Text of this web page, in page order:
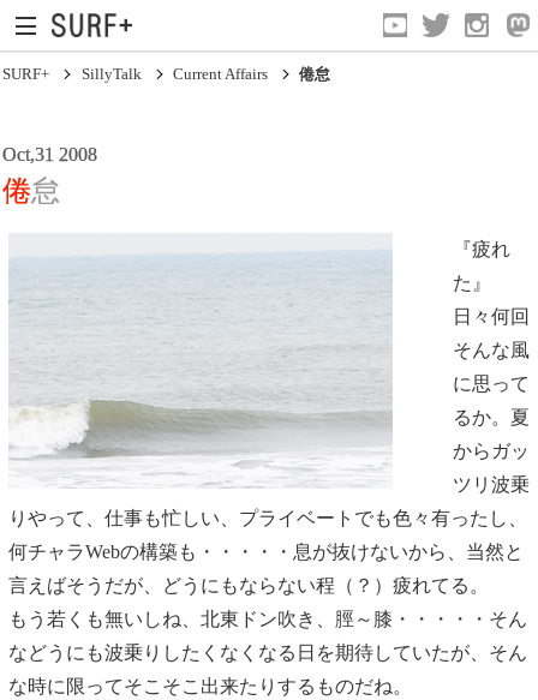
Life In Surfing
Vibration
Clips
SURF+ SillyTalk Current Affairs 倦怠
Oct,31 2008
倦怠
『疲れ
た』
日々何回
そんな風
に思って
るか。夏
からガッ
ツリ波乗
りやって、仕事も忙しい、プライベートでも色々有ったし、
何チャラWebの構築も・・・・・息が抜けないから、当然と
言えばそうだが、どうにもならない程（？）疲れてる。
もう若くも無いしね、北東ドン吹き、脛～膝・・・・・そん
などうにも波乗りしたくなくなる日を期待していたが、そん
な時に限ってそこそこ出来たりするものだね。